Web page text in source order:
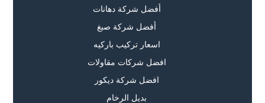
أفضل شركة دهانات
أفضل شركة صبغ
اسعار تركيب باركيه
افضل شركات مقاولات
افضل شركة ديكور
بديل الرخام